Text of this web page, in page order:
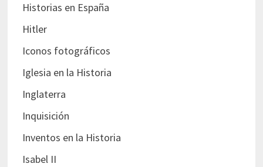
Historias en España
Hitler
Iconos fotográficos
Iglesia en la Historia
Inglaterra
Inquisición
Inventos en la Historia
Isabel II